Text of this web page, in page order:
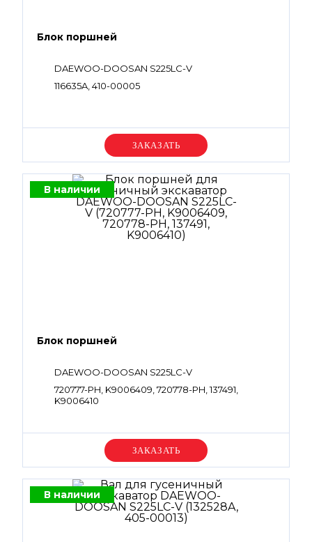
Блок поршней
DAEWOO-DOOSAN S225LC-V
116635A, 410-00005
Уточняйте цену
В наличии
Блок поршней
DAEWOO-DOOSAN S225LC-V
720777-PH, K9006409, 720778-PH, 137491,
K9006410
Уточняйте цену
В наличии